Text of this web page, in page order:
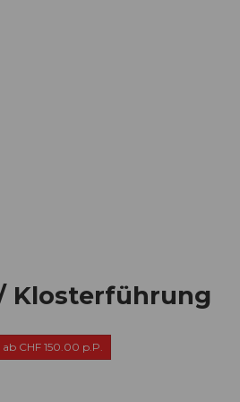
Klosterführung
ab CHF 150.00 p.P.